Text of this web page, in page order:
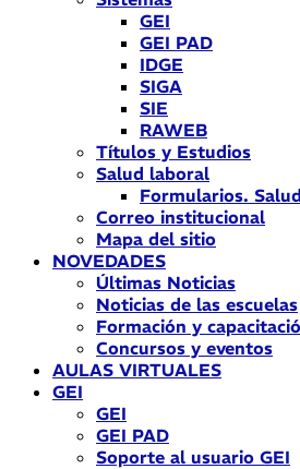
GEI
GEI PAD
IDGE
SIGA
SIE
RAWEB
Títulos y Estudios
Salud laboral
Formularios.
Correo institucional
Mapa del sitio
NOVEDADES
Últimas Noticias
Noticias de las escuelas
Formación y
Concursos y eventos
AULAS VIRTUALES
GEI
GEI
GEI PAD
Soporte al usuario GEI